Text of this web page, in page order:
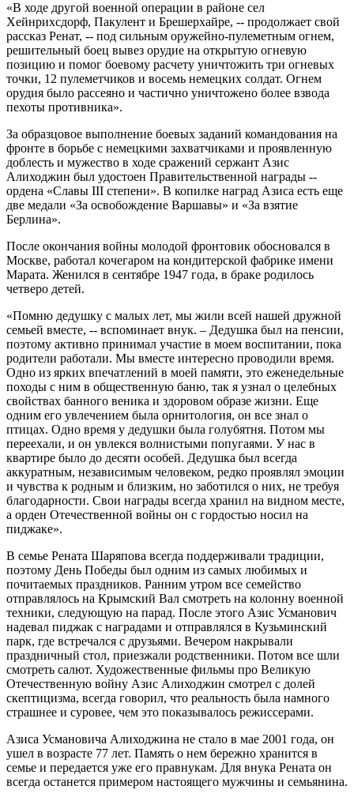
«В ходе другой военной операции в районе сел
Хейнрихсдорф, Пакулент и Брешерхайре, ‑‑ продолжает свой
рассказ Ренат, ‑‑ под сильным оружейно-пулеметным огнем,
решительный боец вывез орудие на открытую огневую
позицию и помог боевому расчету уничтожить три огневых
точки, 12 пулеметчиков и восемь немецких солдат. Огнем
орудия было рассеяно и частично уничтожено более взвода
пехоты противника».
За образцовое выполнение боевых заданий командования на
фронте в борьбе с немецкими захватчиками и проявленную
доблесть и мужество в ходе сражений сержант Азис
Алиходжин был удостоен Правительственной награды ‑‑
ордена «Славы III степени». В копилке наград Азиса есть еще
две медали «За освобождение Варшавы» и «За взятие
Берлина».
После окончания войны молодой фронтовик обосновался в
Москве, работал кочегаром на кондитерской фабрике имени
Марата. Женился в сентябре 1947 года, в браке родилось
четверо детей.
«Помню дедушку с малых лет, мы жили всей нашей дружной
семьей вместе, ‑‑ вспоминает внук. – Дедушка был на пенсии,
поэтому активно принимал участие в моем воспитании, пока
родители работали. Мы вместе интересно проводили время.
Одно из ярких впечатлений в моей памяти, это еженедельные
походы с ним в общественную баню, так я узнал о целебных
свойствах банного веника и здоровом образе жизни. Еще
одним его увлечением была орнитология, он все знал о
птицах. Одно время у дедушки была голубятня. Потом мы
переехали, и он увлекся волнистыми попугаями. У нас в
квартире было до десяти особей. Дедушка был всегда
аккуратным, независимым человеком, редко проявлял эмоции
и чувства к родным и близким, но заботился о них, не требуя
благодарности. Свои награды всегда хранил на видном месте,
а орден Отечественной войны он с гордостью носил на
пиджаке».
В семье Рената Шаряпова всегда поддерживали традиции,
поэтому День Победы был одним из самых любимых и
почитаемых праздников. Ранним утром все семейство
отправлялось на Крымский Вал смотреть на колонну военной
техники, следующую на парад. После этого Азис Усманович
надевал пиджак с наградами и отправлялся в Кузьминский
парк, где встречался с друзьями. Вечером накрывали
праздничный стол, приезжали родственники. Потом все шли
смотреть салют. Художественные фильмы про Великую
Отечественную войну Азис Алиходжин смотрел с долей
скептицизма, всегда говорил, что реальность была намного
страшнее и суровее, чем это показывалось режиссерами.
Азиса Усмановича Алиходжина не стало в мае 2001 года, он
ушел в возрасте 77 лет. Память о нем бережно хранится в
семье и передается уже его правнукам. Для внука Рената он
всегда останется примером настоящего мужчины и семьянина.